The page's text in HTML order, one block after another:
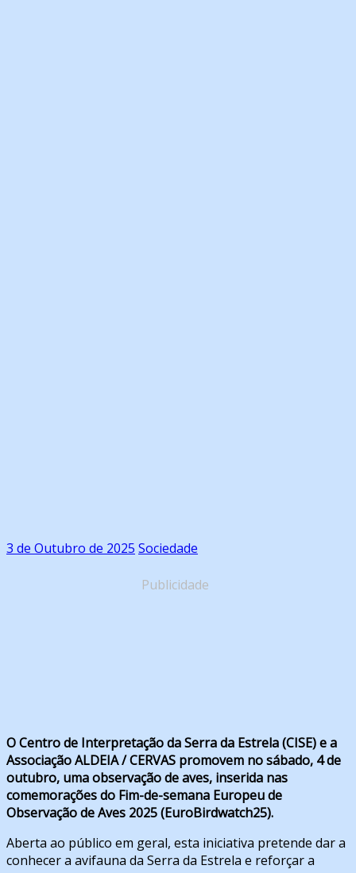
3 de Outubro de 2025 Sociedade
Publicidade
O Centro de Interpretação da Serra da Estrela (CISE) e a
Associação ALDEIA / CERVAS promovem no sábado, 4 de
outubro, uma observação de aves, inserida nas
comemorações do Fim-de-semana Europeu de
Observação de Aves 2025 (EuroBirdwatch25).
Aberta ao público em geral, esta iniciativa pretende dar a
conhecer a avifauna da Serra da Estrela e reforçar a